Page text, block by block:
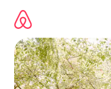
sadržaj